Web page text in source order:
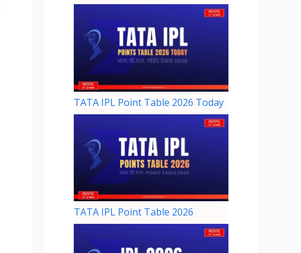
TATA IPL Point Table 2026 Today
TATA IPL Point Table 2026